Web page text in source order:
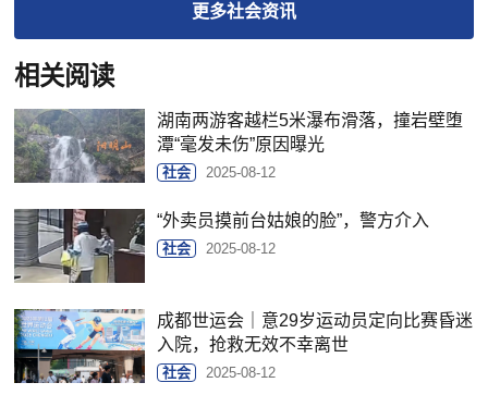
更多社会资讯
相关阅读
湖南两游客越栏5米瀑布滑落，撞岩壁堕
潭“毫发未伤”原因曝光
社会 2025-08-12
“外卖员摸前台姑娘的脸”，警方介入
社会 2025-08-12
成都世运会｜意29岁运动员定向比赛昏迷
入院，抢救无效不幸离世
社会 2025-08-12